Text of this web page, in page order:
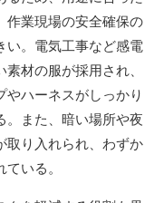
作業現場の安全確保の
い。電気工事など感電
材の服が採用され、
ハーネスがしっかり
。また、暗い場所や夜
取り入れられ、わずか
いる。